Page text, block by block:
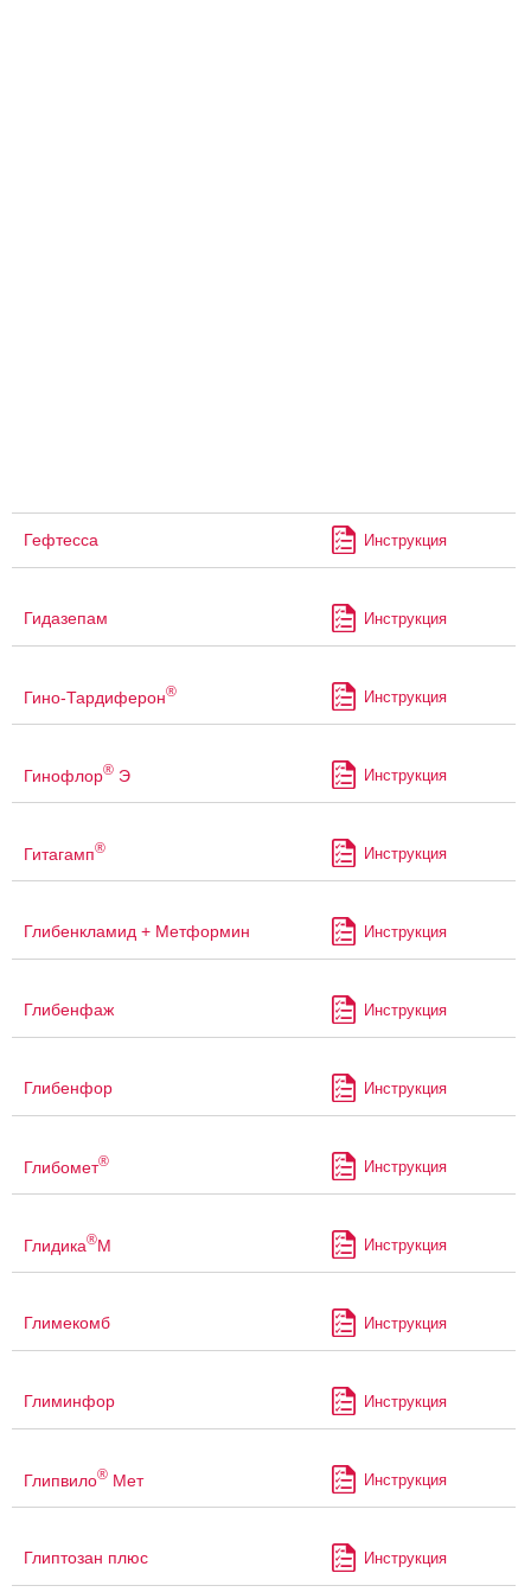
Гефтесса Инструкция
Гидазепам Инструкция
Гино-Тардиферон® Инструкция
Гинофлор® Э Инструкция
Гитагамп® Инструкция
Глибенкламид + Метформин Инструкция
Глибенфаж Инструкция
Глибенфор Инструкция
Глибомет® Инструкция
Глидика®М Инструкция
Глимекомб Инструкция
Глиминфор Инструкция
Глипвило® Мет Инструкция
Глиптозан плюс Инструкция